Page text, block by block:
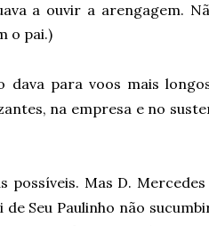
a ouvir a arengagem.
o pai.)
dava para voos mais
na empresa e no
possíveis. Mas D.
Seu Paulinho não